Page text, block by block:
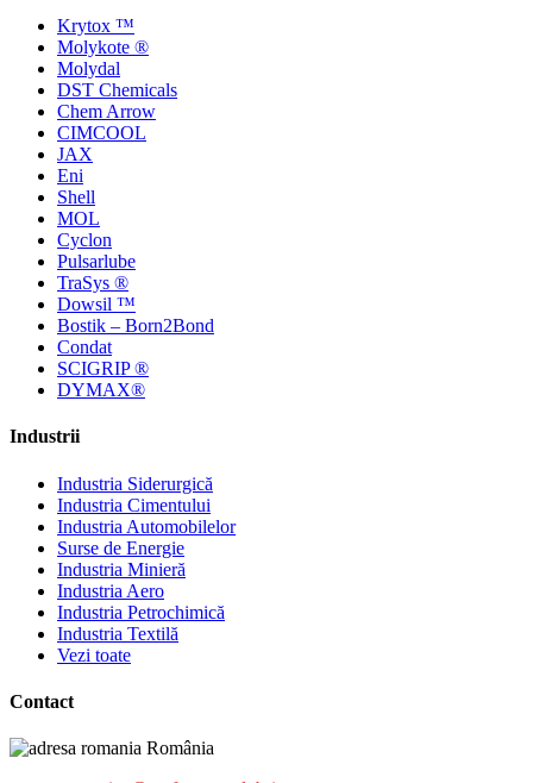
Krytox ™
Molykote ®
Molydal
DST Chemicals
Chem Arrow
CIMCOOL
JAX
Eni
Shell
MOL
Cyclon
Pulsarlube
TraSys ®
Dowsil ™
Bostik – Born2Bond
Condat
SCIGRIP ®
DYMAX®
Industrii
Industria Siderurgică
Industria Cimentului
Industria Automobilelor
Surse de Energie
Industria Minieră
Industria Aero
Industria Petrochimică
Industria Textilă
Vezi toate
Contact
România